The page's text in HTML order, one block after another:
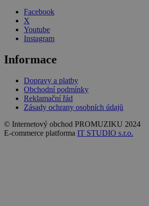
Facebook
X
Youtube
Instagram
Informace
Dopravy a platby
Obchodní podmínky
Reklamační řád
Zásady ochrany osobních údajů
© Internetový obchod PROMUZIKU 2024
E-commerce platforma IT STUDIO s.r.o.